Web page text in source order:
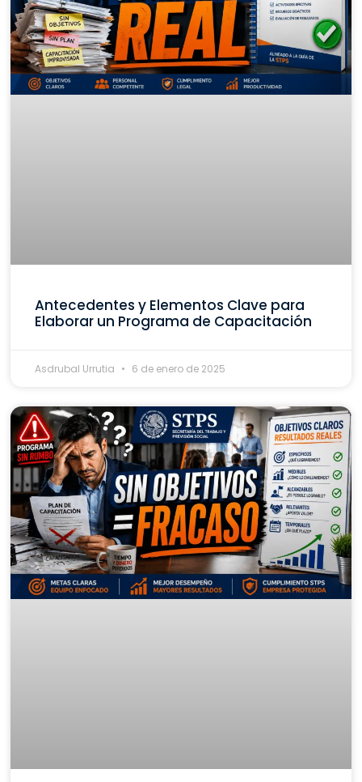
Antecedentes y Elementos Clave para
Elaborar un Programa de Capacitación
Asdrubal Urrutia 6 de enero de 2025